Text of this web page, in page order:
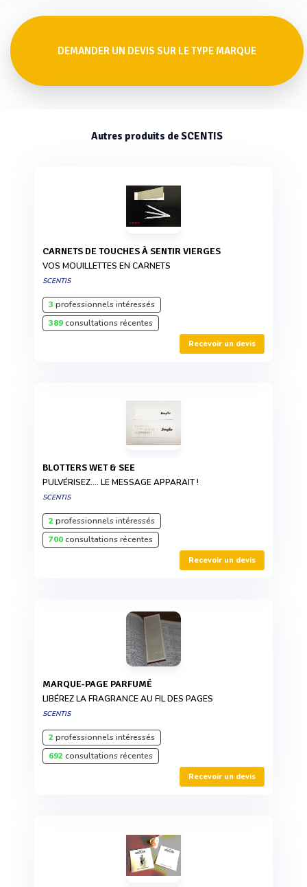
DEMANDER UN DEVIS SUR LE TYPE MARQUE
Autres produits de SCENTIS
CARNETS DE TOUCHES À SENTIR VIERGES
VOS MOUILLETTES EN CARNETS
SCENTIS
3 professionnels intéressés
389consultations récentes
Recevoir un devis
BLOTTERS WET & SEE
PULVÉRISEZ.... LE MESSAGE APPARAIT !
SCENTIS
2professionnels intéressés
700consultations récentes
Recevoir un devis
MARQUE-PAGE PARFUMÉ
LIBÉREZ LA FRAGRANCE AU FIL DES PAGES
SCENTIS
2professionnels intéressés
692consultations récentes
Recevoir un devis